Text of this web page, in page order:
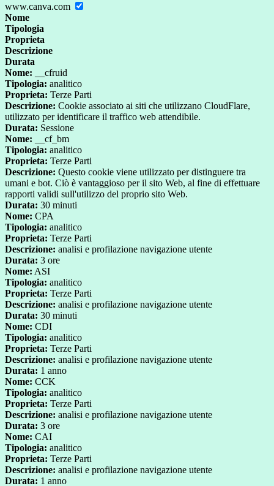
www.canva.com
Nome
Tipologia
Proprieta
Descrizione
Durata
Nome: __cfruid
Tipologia: analitico
Proprieta: Terze Parti
Descrizione: Cookie associato ai siti che utilizzano CloudFlare,
utilizzato per identificare il traffico web attendibile.
Durata: Sessione
Nome: __cf_bm
Tipologia: analitico
Proprieta: Terze Parti
Descrizione: Questo cookie viene utilizzato per distinguere tra
umani e bot. Ciò è vantaggioso per il sito Web, al fine di effettuare
rapporti validi sull'utilizzo del proprio sito Web.
Durata: 30 minuti
Nome: CPA
Tipologia: analitico
Proprieta: Terze Parti
Descrizione: analisi e profilazione navigazione utente
Durata: 3 ore
Nome: ASI
Tipologia: analitico
Proprieta: Terze Parti
Descrizione: analisi e profilazione navigazione utente
Durata: 30 minuti
Nome: CDI
Tipologia: analitico
Proprieta: Terze Parti
Descrizione: analisi e profilazione navigazione utente
Durata: 1 anno
Nome: CCK
Tipologia: analitico
Proprieta: Terze Parti
Descrizione: analisi e profilazione navigazione utente
Durata: 3 ore
Nome: CAI
Tipologia: analitico
Proprieta: Terze Parti
Descrizione: analisi e profilazione navigazione utente
Durata: 1 anno